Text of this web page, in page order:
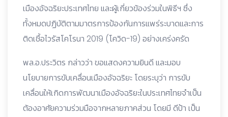
เมืองอัจฉริยะประเทศไทย และผู้เกี่ยวข้องร่วมในพิธีฯ ซึ่ง
ทั้งหมดปฏิบัติตามมาตรการป้องกันการแพร่ระบาดและการ
ติดเชื้อไวรัสโคโรนา 2019 (โควิด-19) อย่างเคร่งครัด
พล.อ.ประวิตร กล่าวว่า ขอแสดงความยินดี และมอบ
นโยบายการขับเคลื่อนเมืองอัจฉริยะ โดยระบุว่า การขับ
เคลื่อนให้เกิดการพัฒนาเมืองอัจฉริยะในประเทศไทยจำเป็น
ต้องอาศัยความร่วมมือจากหลายภาคส่วน โดยมี ดีป้า เป็น